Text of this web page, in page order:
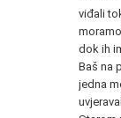
viđali
dok ih
Baš na
jedna